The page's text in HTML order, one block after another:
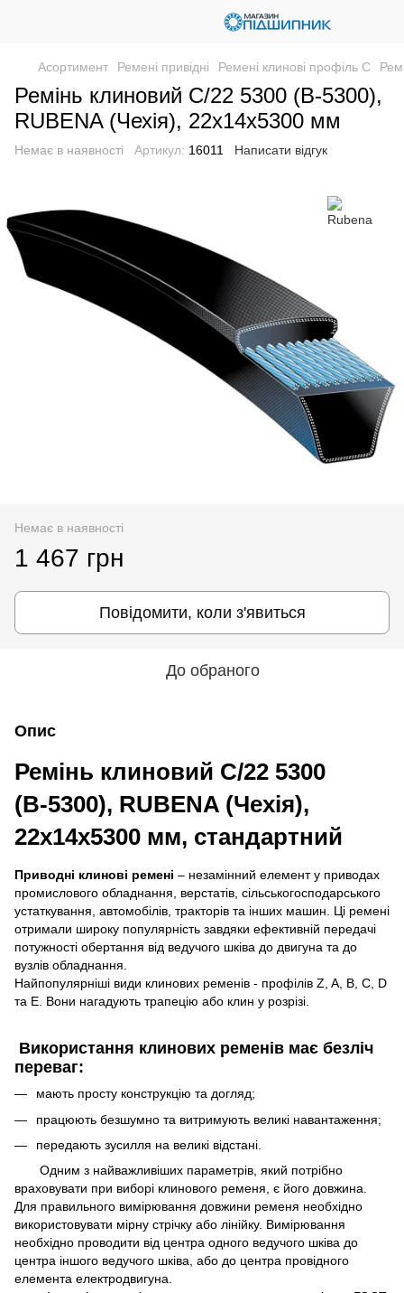
Асортимент Ремені привідні Ремені клинові профіль C
Ремінь клиновий C/22 5300 (В-5300),
RUBENA (Чехія), 22х14х5300 мм
Немає в наявності Артикул: 16011 Написати відгук
Немає в наявності
1 467 грн
Повідомити, коли з'явиться
До обраного
Опис
Ремінь клиновий C/22 5300
(В-5300), RUBENA (Чехія),
22х14х5300 мм, стандартний
Приводні клинові ремені – незамінний елемент у приводах
промислового обладнання, верстатів, сільськогосподарського
устаткування, автомобілів, тракторів та інших машин. Ці ремені
отримали широку популярність завдяки ефективній передачі
потужності обертання від ведучого шківа до двигуна та до
вузлів обладнання.
Найпопулярніші види клинових ременів - профілів Z, A, B, C, D
та E. Вони нагадують трапецію або клин у розрізі.
Використання клинових ременів має безліч
переваг:
мають просту конструкцію та догляд;
працюють безшумно та витримують великі навантаження;
передають зусилля на великі відстані.
Одним з найважливіших параметрів, який потрібно
враховувати при виборі клинового ременя, є його довжина.
Для правильного вимірювання довжини ременя необхідно
використовувати мірну стрічку або лінійку. Вимірювання
необхідно проводити від центра одного ведучого шківа до
центра іншого ведучого шківа, або до центра провідного
елемента електродвигуна.